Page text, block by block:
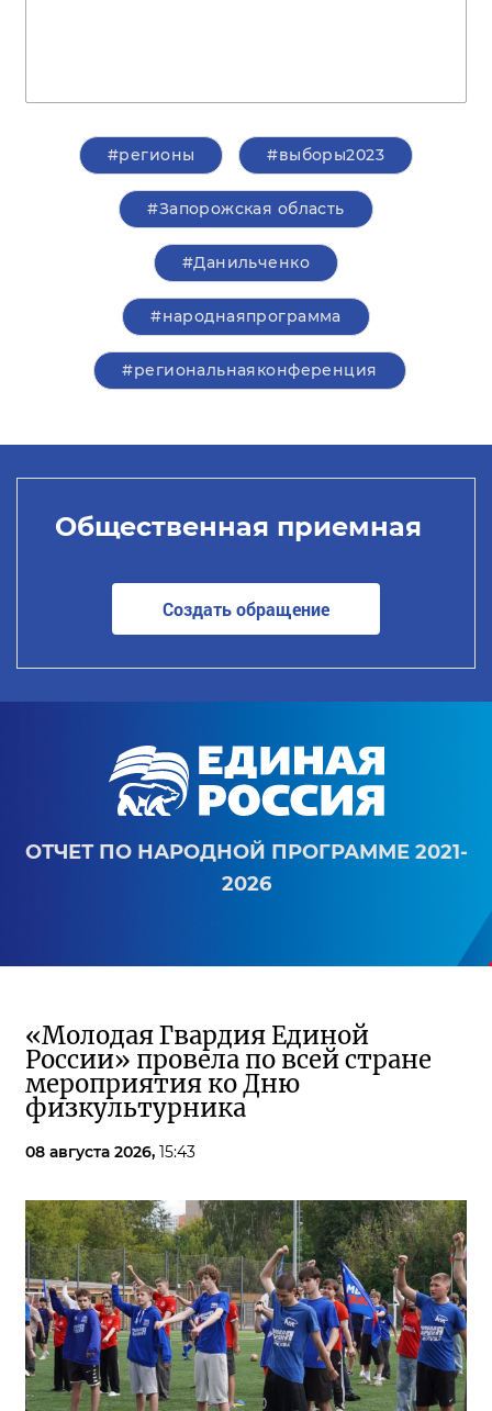
#регионы #выборы2023
#Запорожская область
#Данильченко
#народнаяпрограмма
#региональнаяконференция
Общественная приемная
Создать обращение
ОТЧЕТ ПО НАРОДНОЙ ПРОГРАММЕ 2021-
2026
«Молодая Гвардия Единой
России» провела по всей стране
мероприятия ко Дню
физкультурника
08 августа 2026, 15:43